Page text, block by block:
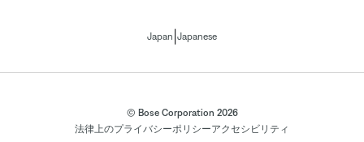
Japan Japanese
© Bose Corporation 2026
法律上のプライバシーポリシーアクセシビリティ